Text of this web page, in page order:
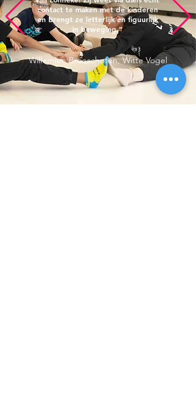
contact te maken met de kinderen
en brengt ze letterlijk en figuurlijk
in beweging.”
Willemien Breeschoten, Witte Vogel